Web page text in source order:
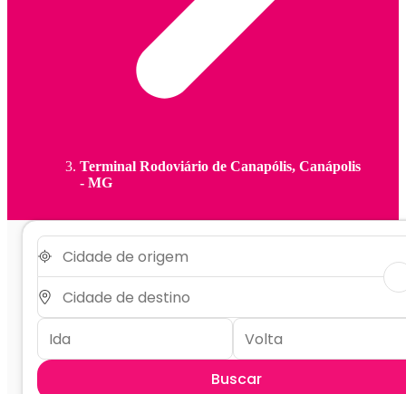
Terminal Rodoviário de Canapólis, Canápolis
- MG
Buscar